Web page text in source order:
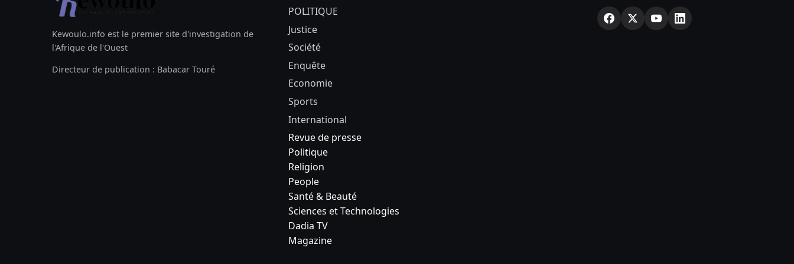
Kewoulo.info est le premier site d'investigation de
l'Afrique de l'Ouest
Directeur de publication : Babacar Touré
POLITIQUE
Justice
Société
Enquête
Economie
Sports
International
Revue de presse
Politique
Religion
People
Santé & Beauté
Sciences et Technologies
Dadia TV
Magazine